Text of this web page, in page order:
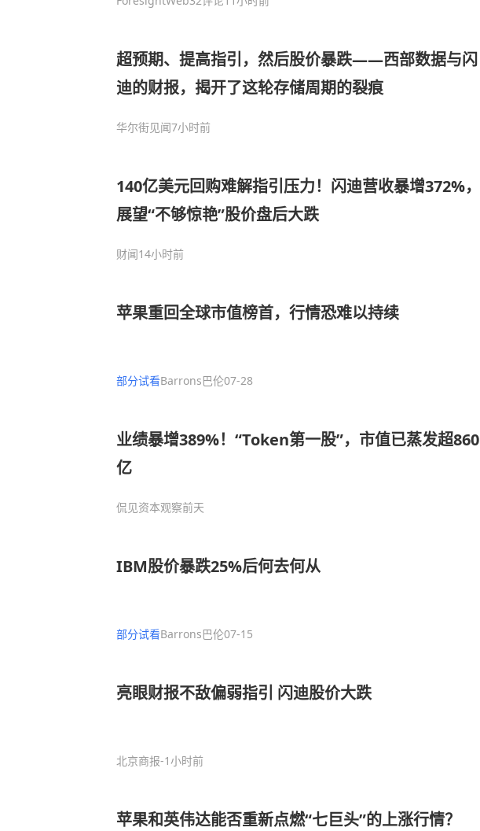
超预期、提高指引，然后股价暴跌——西部数据与闪
迪的财报，揭开了这轮存储周期的裂痕
华尔街见闻7小时前
140亿美元回购难解指引压力！闪迪营收暴增372%，
展望“不够惊艳”股价盘后大跌
财闻14小时前
苹果重回全球市值榜首，行情恐难以持续
部分试看Barrons巴伦07-28
业绩暴增389%！“Token第一股”，市值已蒸发超860
亿
侃见资本观察前天
IBM股价暴跌25%后何去何从
部分试看Barrons巴伦07-15
亮眼财报不敌偏弱指引 闪迪股价大跌
北京商报-1小时前
苹果和英伟达能否重新点燃“七巨头”的上涨行情？